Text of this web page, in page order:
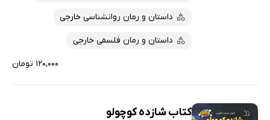
داستان و رمان روانشناسی خارجی
داستان و رمان فلسفی خارجی
۱۲۰,۰۰۰ تومان
کتاب شازده کوچولو